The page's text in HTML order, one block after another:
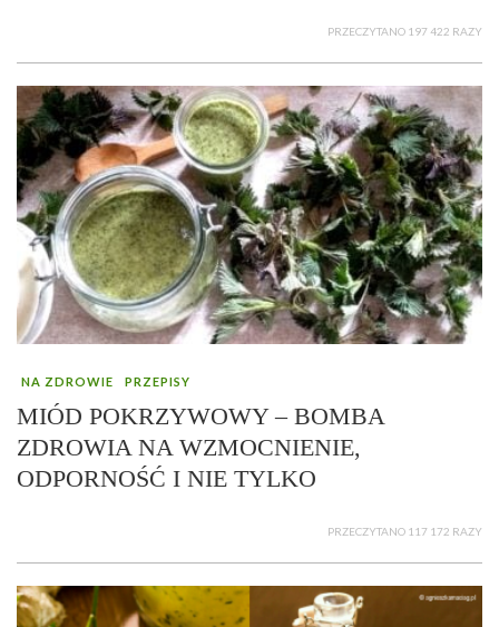
PRZECZYTANO 197 422 RAZY
NA ZDROWIE PRZEPISY
MIÓD POKRZYWOWY – BOMBA
ZDROWIA NA WZMOCNIENIE,
ODPORNOŚĆ I NIE TYLKO
PRZECZYTANO 117 172 RAZY